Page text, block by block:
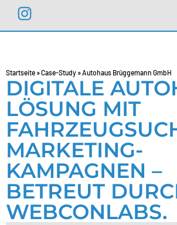
springen
Startseite »Case-Study » Autohaus Brüggemann GmbH
DIGITALE
LÖSUNG MIT
MARKETING-
KAMPAGNEN –
BETREUT
WEBCONLABS.